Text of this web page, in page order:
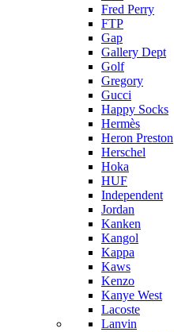
Fred Perry
FTP
Gap
Gallery Dept
Golf
Gregory
Gucci
Happy Socks
Hermès
Heron Preston
Hersсhel
Hoka
HUF
Independent
Jordan
Kanken
Kangol
Kappa
Kaws
Kenzo
Kanye West
Lacoste
Lanvin